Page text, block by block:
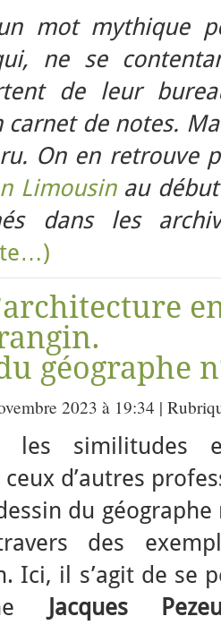
mot mythique
ne se
de leur
carnet de notes.
On en retrouve
Limousinau début
dans les
géographe
2023 à 19:34 |
les similitudes
d’autres
du
des
Ici, il s’agit de se
Jacques